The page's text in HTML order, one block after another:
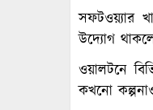
সফটওয়্যার
উদ্যোগ
ওয়ালটনে
কখনো